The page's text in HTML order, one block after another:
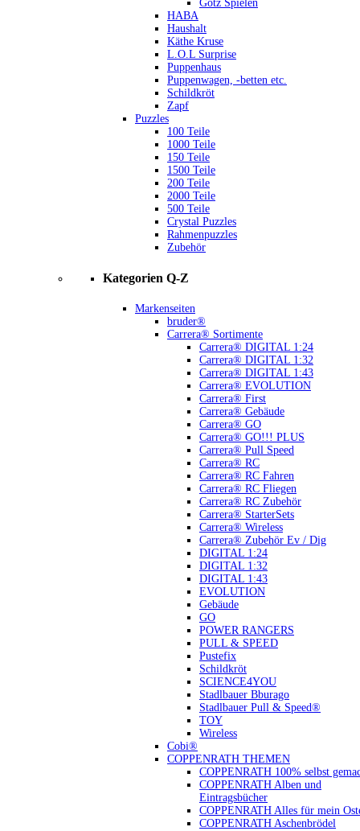
Götz Spielen
HABA
Haushalt
Käthe Kruse
L.O.L Surprise
Puppenhaus
Puppenwagen, -betten etc.
Schildkröt
Zapf
Puzzles
100 Teile
1000 Teile
150 Teile
1500 Teile
200 Teile
2000 Teile
500 Teile
Crystal Puzzles
Rahmenpuzzles
Zubehör
Kategorien Q-Z
Markenseiten
bruder®
Carrera® Sortimente
Carrera® DIGITAL 1:24
Carrera® DIGITAL 1:32
Carrera® DIGITAL 1:43
Carrera® EVOLUTION
Carrera® First
Carrera® Gebäude
Carrera® GO
Carrera® GO!!! PLUS
Carrera® Pull Speed
Carrera® RC
Carrera® RC Fahren
Carrera® RC Fliegen
Carrera® RC Zubehör
Carrera® StarterSets
Carrera® Wireless
Carrera® Zubehör Ev / Dig
DIGITAL 1:24
DIGITAL 1:32
DIGITAL 1:43
EVOLUTION
Gebäude
GO
POWER RANGERS
PULL & SPEED
Pustefix
Schildkröt
SCIENCE4YOU
Stadlbauer Bburago
Stadlbauer Pull & Speed®
TOY
Wireless
Cobi®
COPPENRATH THEMEN
COPPENRATH 100% selbst
COPPENRATH Alben und
Eintragsbücher
COPPENRATH Alles für mein
COPPENRATH Aschenbrödel